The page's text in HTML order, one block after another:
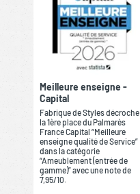
Meilleure enseigne -
Capital
Fabrique de Styles décroche
la 1ère place du Palmarès
France Capital “Meilleure
enseigne qualité de Service”
dans la catégorie
“Ameublement (entrée de
gamme)” avec une note de
7,95/10.